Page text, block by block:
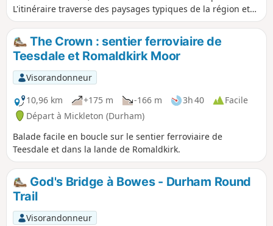
L'itinéraire traverse des paysages typiques de la région et
offre quelques vues sur Teesdale.
The Crown : sentier ferroviaire de
Teesdale et Romaldkirk Moor
Visorandonneur
10,96 km
+175 m -166 m 3h 40
Facile
Départ à Mickleton (Durham)
Balade facile en boucle sur le sentier ferroviaire de
Teesdale et dans la lande de Romaldkirk.
God's Bridge à Bowes - Durham Round
Trail
Visorandonneur